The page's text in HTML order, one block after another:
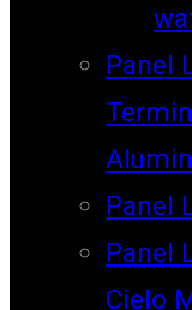
Panel
Panel
Panel
Cielo